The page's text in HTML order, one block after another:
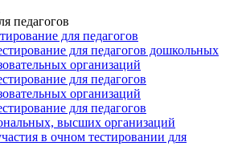
педагогов
для педагогов
для педагогов дошкольных
организаций
для педагогов
организаций
для педагогов
высших организаций
в очном тестировании для